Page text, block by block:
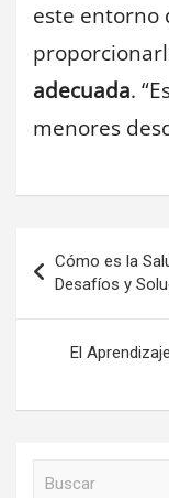
este entorno
adecuada.
menores
de
entradas
Cómo es la
Desafíos y
El